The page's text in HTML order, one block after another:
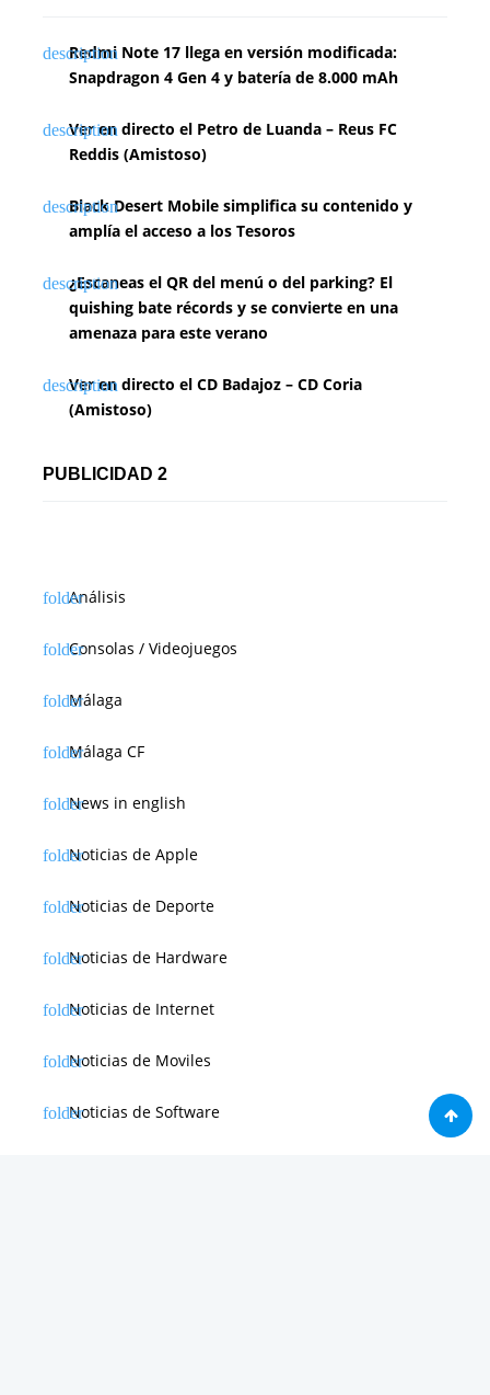
Redmi Note 17 llega en versión modificada:
Snapdragon 4 Gen 4 y batería de 8.000 mAh
Ver en directo el Petro de Luanda – Reus FC
Reddis (Amistoso)
Black Desert Mobile simplifica su contenido y
amplía el acceso a los Tesoros
¿Escaneas el QR del menú o del parking? El
quishing bate récords y se convierte en una
amenaza para este verano
Ver en directo el CD Badajoz – CD Coria
(Amistoso)
PUBLICIDAD 2
Análisis
Consolas / Videojuegos
Málaga
Málaga CF
News in english
Noticias de Apple
Noticias de Deporte
Noticias de Hardware
Noticias de Internet
Noticias de Moviles
Noticias de Software